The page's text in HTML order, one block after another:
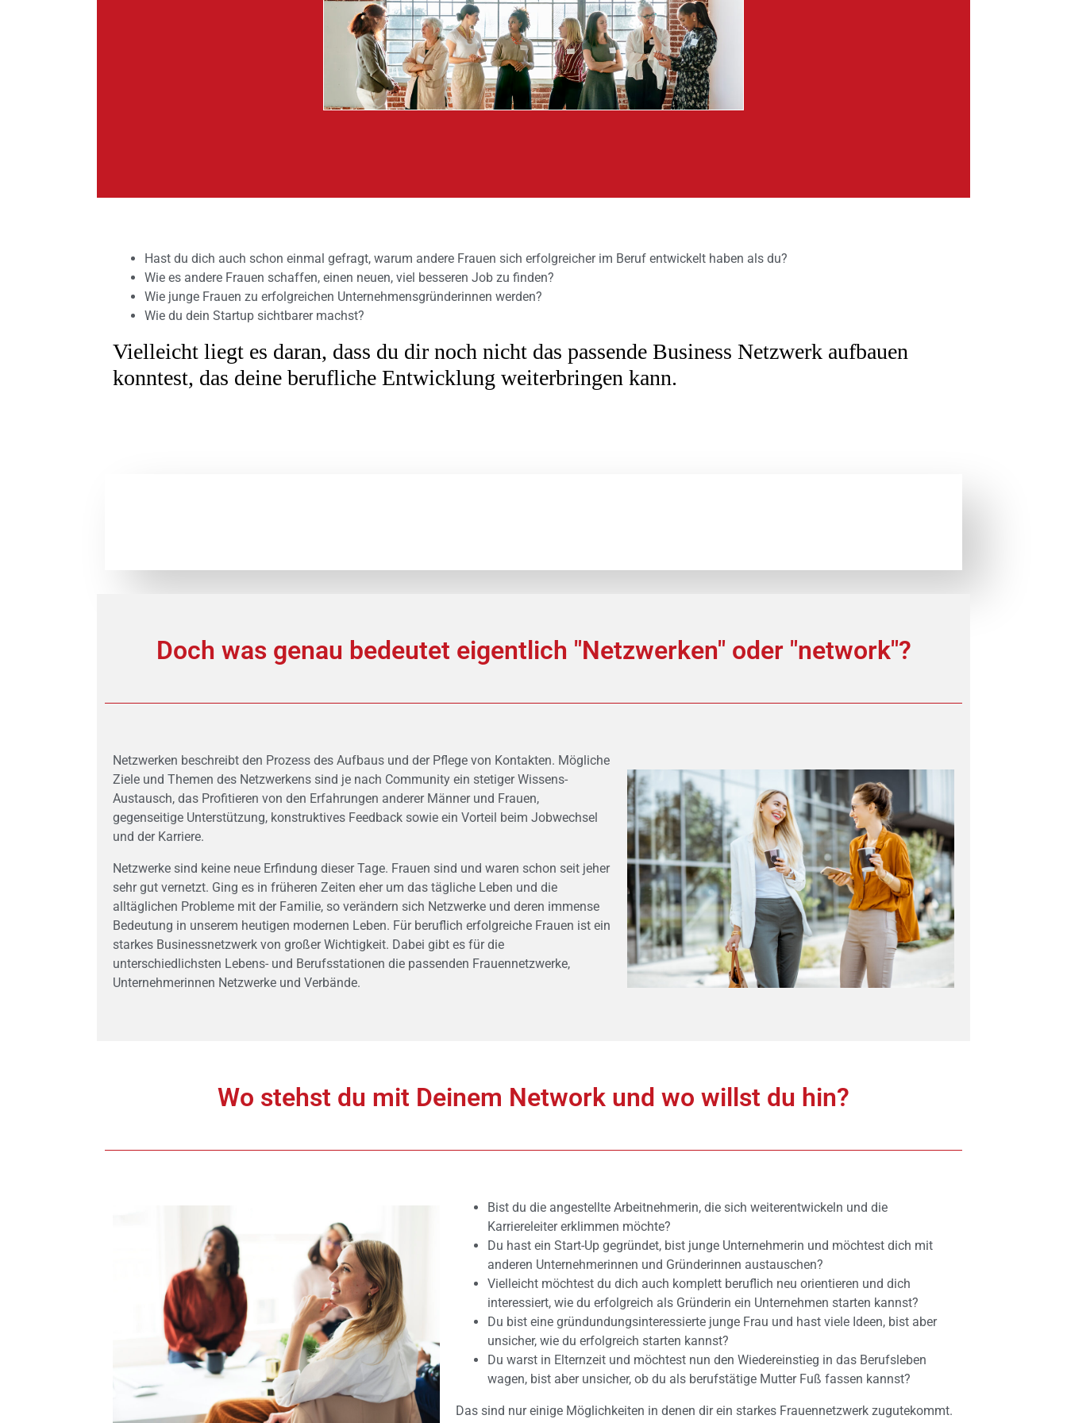
Hast du dich auch schon einmal gefragt, warum andere Frauen sich erfolgreicher im Beruf entwickelt haben als du?
Wie es andere Frauen schaffen, einen neuen, viel besseren Job zu finden?
Wie junge Frauen zu erfolgreichen Unternehmensgründerinnen werden?
Wie du dein Startup sichtbarer machst?
Vielleicht liegt es daran, dass du dir noch nicht das passende Business Netzwerk aufbauen
konntest, das deine berufliche Entwicklung weiterbringen kann.
Doch was genau bedeutet eigentlich "Netzwerken" oder "network"?
Netzwerken beschreibt den Prozess des Aufbaus und der Pflege von Kontakten. Mögliche
Ziele und Themen des Netzwerkens sind je nach Community ein stetiger Wissens-
Austausch, das Profitieren von den Erfahrungen anderer Männer und Frauen,
gegenseitige Unterstützung, konstruktives Feedback sowie ein Vorteil beim Jobwechsel
und der Karriere.
Netzwerke sind keine neue Erfindung dieser Tage. Frauen sind und waren schon seit jeher
sehr gut vernetzt. Ging es in früheren Zeiten eher um das tägliche Leben und die
alltäglichen Probleme mit der Familie, so verändern sich Netzwerke und deren immense
Bedeutung in unserem heutigen modernen Leben. Für beruflich erfolgreiche Frauen ist ein
starkes Businessnetzwerk von großer Wichtigkeit. Dabei gibt es für die
unterschiedlichsten Lebens- und Berufsstationen die passenden Frauennetzwerke,
Unternehmerinnen Netzwerke und Verbände.
Wo stehst du mit Deinem Network und wo willst du hin?
Bist du die angestellte Arbeitnehmerin, die sich weiterentwickeln und die
Karriereleiter erklimmen möchte?
Du hast ein Start-Up gegründet, bist junge Unternehmerin und möchtest dich mit
anderen Unternehmerinnen und Gründerinnen austauschen?
Vielleicht möchtest du dich auch komplett beruflich neu orientieren und dich
interessiert, wie du erfolgreich als Gründerin ein Unternehmen starten kannst?
Du bist eine gründundungsinteressierte junge Frau und hast viele Ideen, bist aber
unsicher, wie du erfolgreich starten kannst?
Du warst in Elternzeit und möchtest nun den Wiedereinstieg in das Berufsleben
wagen, bist aber unsicher, ob du als berufstätige Mutter Fuß fassen kannst?
Das sind nur einige Möglichkeiten in denen dir ein starkes Frauennetzwerk zugutekommt.